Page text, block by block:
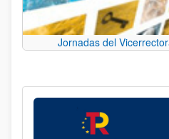
Jornadas del